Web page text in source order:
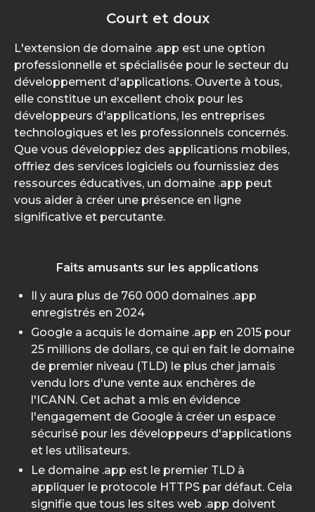
Court et doux
L'extension de domaine .app est une option
professionnelle et spécialisée pour le secteur du
développement d'applications. Ouverte à tous,
elle constitue un excellent choix pour les
développeurs d'applications, les entreprises
technologiques et les professionnels concernés.
Que vous développiez des applications mobiles,
offriez des services logiciels ou fournissiez des
ressources éducatives, un domaine .app peut
vous aider à créer une présence en ligne
significative et percutante.
Faits amusants sur les applications
Il y aura plus de 760 000 domaines .app
enregistrés en 2024
Google a acquis le domaine .app en 2015 pour
25 millions de dollars, ce qui en fait le domaine
de premier niveau (TLD) le plus cher jamais
vendu lors d'une vente aux enchères de
l'ICANN. Cet achat a mis en évidence
l'engagement de Google à créer un espace
sécurisé pour les développeurs d'applications
et les utilisateurs.
Le domaine .app est le premier TLD à
appliquer le protocole HTTPS par défaut. Cela
signifie que tous les sites web .app doivent